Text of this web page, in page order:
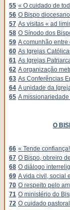
55 « O cuidado de
56 O Bispo
57 As visitas « ad
58 O Sínodo dos
59 A comunhão entre
60 As Igrejas
61 As Igrejas
62 A organização
63 As Conferências
64 A unidade da
65 A
O
66 « Tende
67 O Bispo, obreiro
68 O diálogo
69 A vida civil, social
70 O respeito pelo
71 O ministério do
72 O cuidado